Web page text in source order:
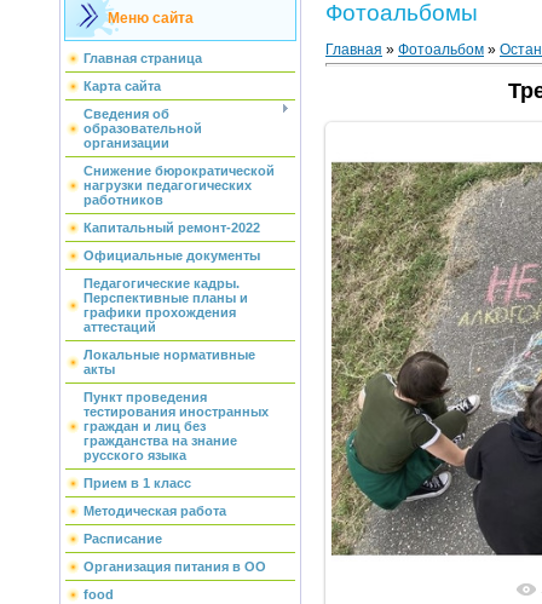
Меню сайта
Главная страница
Карта сайта
Сведения об
образовательной
организации
Снижение бюрократической
нагрузки педагогических
работников
Капитальный ремонт-2022
Официальные документы
Педагогические кадры.
Перспективные планы и
графики прохождения
аттестаций
Локальные нормативные
акты
Пункт проведения
тестирования иностранных
граждан и лиц без
гражданства на знание
русского языка
Прием в 1 класс
Методическая работа
Расписание
Организация питания в ОО
food
Фотоальбомы
Главная » Фотоальбом »
В